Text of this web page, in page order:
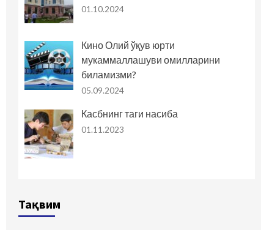
01.10.2024
Кино Олий ўқув юрти
мукаммаллашуви омилларини
биламизми?
05.09.2024
Касбнинг таги насиба
01.11.2023
Тақвим